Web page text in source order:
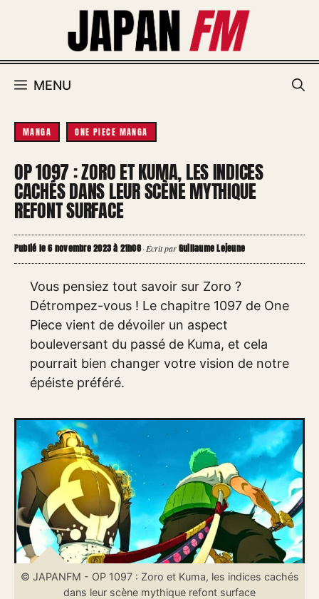
MENU
MANGA ONE PIECE MANGA
OP 1097 : ZORO ET KUMA, LES INDICES
CACHÉS DANS LEUR SCÈNE MYTHIQUE
REFONT SURFACE
Publié le 6 novembre 2023 à 21h08·Écrit parGuillaume Lejeune
Vous pensiez tout savoir sur Zoro ?
Détrompez-vous ! Le chapitre 1097 de One
Piece vient de dévoiler un aspect
bouleversant du passé de Kuma, et cela
pourrait bien changer votre vision de notre
épéiste préféré.
© JAPANFM - OP 1097 : Zoro et Kuma, les indices cachés
dans leur scène mythique refont surface